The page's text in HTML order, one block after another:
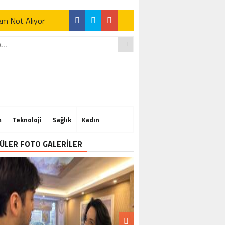
Not Alıyor
Not Alıyor
Teknoloji Sağlık Kadın
FOTO GALERİLER